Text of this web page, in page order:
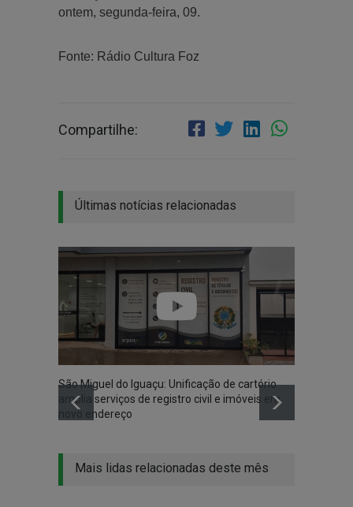
ontem, segunda-feira, 09.
Fonte: Rádio Cultura Foz
Compartilhe:
Últimas notícias relacionadas
São Miguel do Iguaçu: Unificação de cartório
amplia serviços de registro civil e imóveis em
novo endereço
Mais lidas relacionadas deste mês